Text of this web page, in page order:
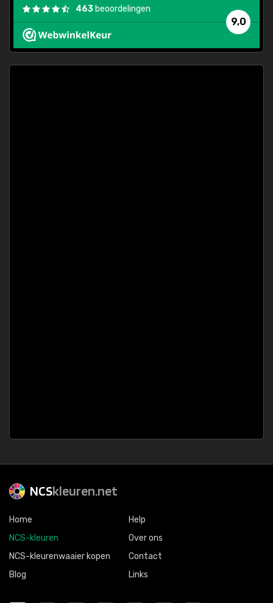
9,0
463 beoordelingen
NCSkleuren.net
Home
NCS-kleuren
NCS-kleurenwaaier kopen
Blog
Help
Over ons
Contact
Links